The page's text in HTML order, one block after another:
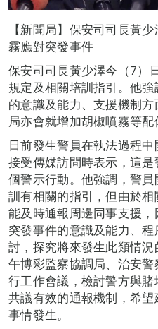
【新聞局】保安司司長黃
霧應對突發事件
保安司司長黃少澤今（7）
規定及相關培訓指引。他
的意識及能力、支援機制
局亦會就增加胡椒噴霧等配
日前發生警員在執法過程
接受傳媒訪問時表示，這
個警示行動。他強調，警
訓有相關的指引，但由於
能及時通報周邊同事支援
突發事件的意識及能力、
討，探究將來發生此類情
午博彩監察協調局、治安
行工作會議，檢討警方與賭
共議有效的通報機制，希
事情發生。